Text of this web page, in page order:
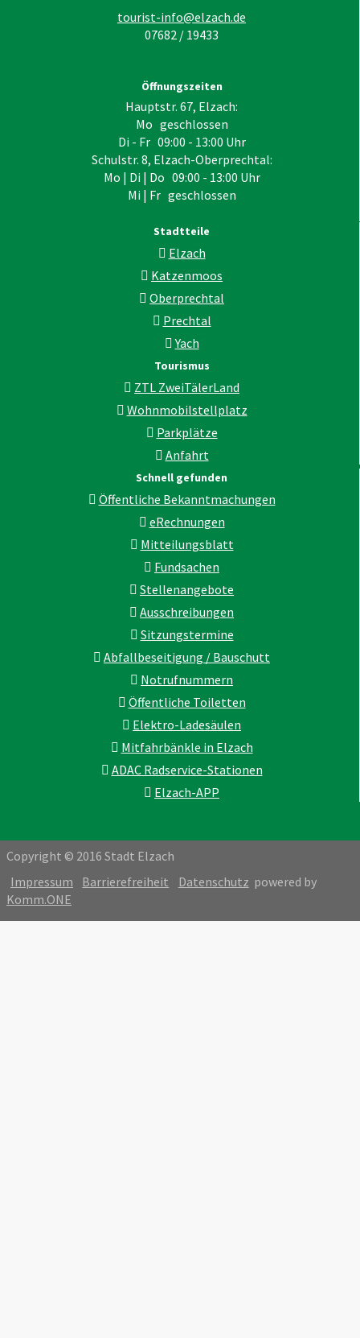
tourist-info@elzach.de
07682 / 19433
Öffnungszeiten
Hauptstr. 67, Elzach:
Mo geschlossen
Di - Fr 09:00 - 13:00 Uhr
Schulstr. 8, Elzach-Oberprechtal:
Mo | Di | Do 09:00 - 13:00 Uhr
Mi | Fr geschlossen
Stadtteile
Elzach
Katzenmoos
Oberprechtal
Prechtal
Yach
Tourismus
ZTL ZweiTälerLand
Wohnmobilstellplatz
Parkplätze
Anfahrt
Schnell gefunden
Öffentliche Bekanntmachungen
eRechnungen
Mitteilungsblatt
Fundsachen
Stellenangebote
Ausschreibungen
Sitzungstermine
Abfallbeseitigung / Bauschutt
Notrufnummern
Öffentliche Toiletten
Elektro-Ladesäulen
Mitfahrbänkle in Elzach
ADAC Radservice-Stationen
Elzach-APP
Copyright © 2016 Stadt Elzach
Impressum
Barrierefreiheit Datenschutz powered by
Komm.ONE